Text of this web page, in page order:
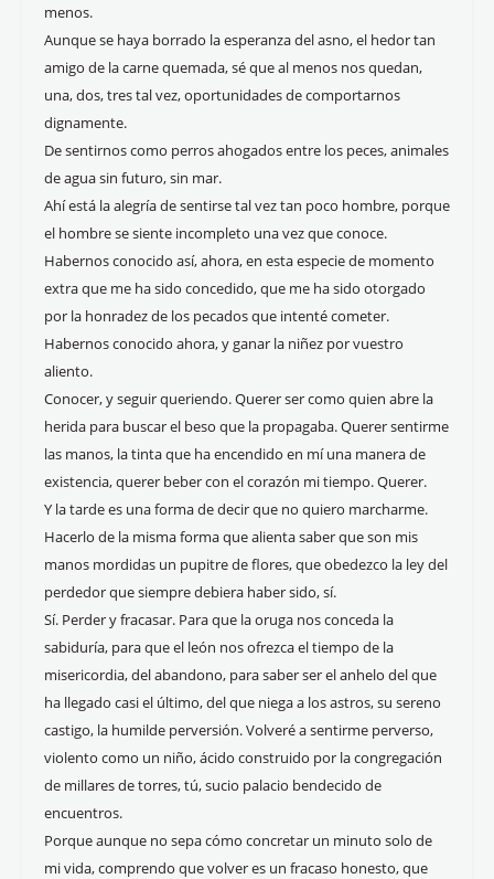
menos.
Aunque se haya borrado la esperanza del asno, el hedor tan
amigo de la carne quemada, sé que al menos nos quedan,
una, dos, tres tal vez, oportunidades de comportarnos
dignamente.
De sentirnos como perros ahogados entre los peces, animales
de agua sin futuro, sin mar.
Ahí está la alegría de sentirse tal vez tan poco hombre, porque
el hombre se siente incompleto una vez que conoce.
Habernos conocido así, ahora, en esta especie de momento
extra que me ha sido concedido, que me ha sido otorgado
por la honradez de los pecados que intenté cometer.
Habernos conocido ahora, y ganar la niñez por vuestro
aliento.
Conocer, y seguir queriendo. Querer ser como quien abre la
herida para buscar el beso que la propagaba. Querer sentirme
las manos, la tinta que ha encendido en mí una manera de
existencia, querer beber con el corazón mi tiempo. Querer.
Y la tarde es una forma de decir que no quiero marcharme.
Hacerlo de la misma forma que alienta saber que son mis
manos mordidas un pupitre de flores, que obedezco la ley del
perdedor que siempre debiera haber sido, sí.
Sí. Perder y fracasar. Para que la oruga nos conceda la
sabiduría, para que el león nos ofrezca el tiempo de la
misericordia, del abandono, para saber ser el anhelo del que
ha llegado casi el último, del que niega a los astros, su sereno
castigo, la humilde perversión. Volveré a sentirme perverso,
violento como un niño, ácido construido por la congregación
de millares de torres, tú, sucio palacio bendecido de
encuentros.
Porque aunque no sepa cómo concretar un minuto solo de
mi vida, comprendo que volver es un fracaso honesto, que